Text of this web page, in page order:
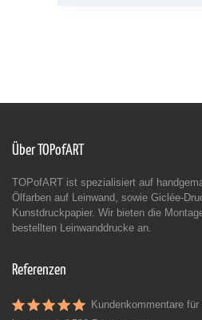
Über TOPofART
TOPofART ist spezialisiert auf
Ölfarben auf Leinwand, sowie Giclée-
Kunstdruckpapier. Wir bieten die
bestellten Leinwanddrucke an.
Referenzen
Kundenkommentare